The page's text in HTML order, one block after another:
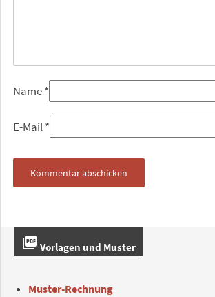
Name*
E-Mail*
picture_as_pdf Vorlagen und Muster
Muster-Rechnung